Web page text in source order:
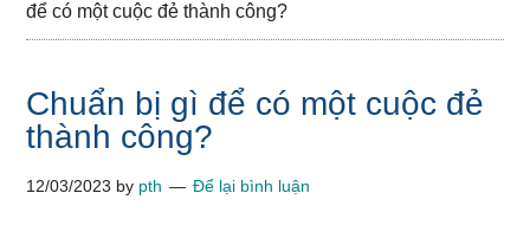
để có một cuộc đẻ thành công?
Chuẩn bị gì để có một cuộc đẻ
thành công?
12/03/2023 by pth Để lại bình luận